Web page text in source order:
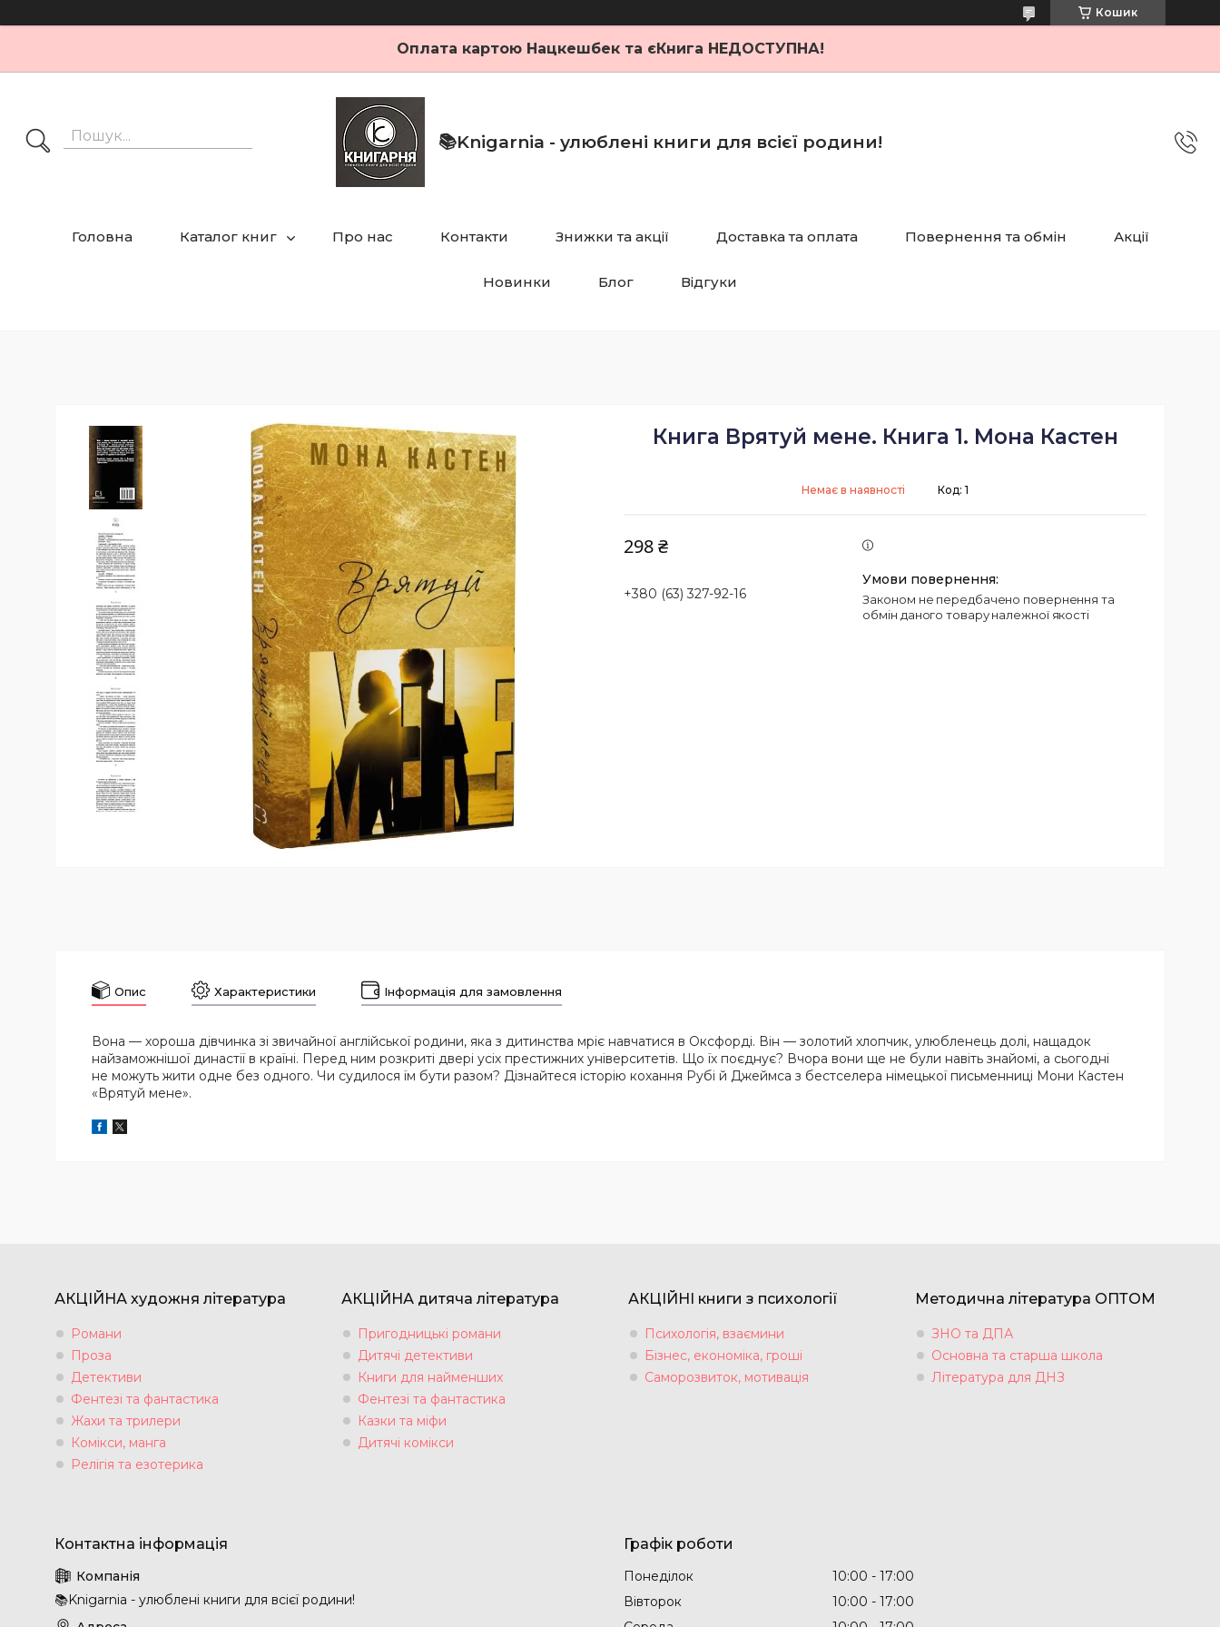
Кошик
Оплата картою Нацкешбек та єКнига НЕДОСТУПНА!
📚Knigarnia - улюблені книги для всієї родини!
Головна Каталог книг Про нас Контакти Знижки та акції Доставка та оплата Повернення та обмін Акції
Новинки Блог Відгуки
Книга Врятуй мене. Книга 1. Мона Кастен
Немає в наявності Код: 1
298 ₴
+380 (63) 327-92-16
Законом не передбачено повернення та
обмін даного товару належної якості
Опис Характеристики Інформація для замовлення
Вона — хороша дівчинка зі звичайної англійської родини, яка з дитинства мріє навчатися в Оксфорді. Він — золотий хлопчик, улюбленець долі, нащадок
найзаможнішої династії в країні. Перед ним розкриті двері усіх престижних університетів. Що їх поєднує? Вчора вони ще не були навіть знайомі, а сьогодні
не можуть жити одне без одного. Чи судилося їм бути разом? Дізнайтеся історію кохання Рубі й Джеймса з бестселера німецької письменниці Мони Кастен
«Врятуй мене».
АКЦІЙНА художня література
Романи
Проза
Детективи
Фентезі та фантастика
Жахи та трилери
Комікси, манга
Релігія та езотерика
АКЦІЙНА дитяча література
Пригодницькі романи
Дитячі детективи
Книги для найменших
Фентезі та фантастика
Казки та міфи
Дитячі комікси
АКЦІЙНІ книги з психології
Психологія, взаємини
Бізнес, економіка, гроші
Саморозвиток, мотивація
Методична література ОПТОМ
ЗНО та ДПА
Основна та старша школа
Література для ДНЗ
📚Knigarnia - улюблені книги для всієї родини!
Графік роботи
Понеділок 10:00
17:00
Вівторок
10:00
17:00